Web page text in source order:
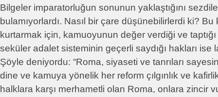
Bilgeler imparatorluğun sonunun yaklaştığını
bulamıyorlardı. Nasıl bir çare düşünebilirlerdi ki?
kurtarmak için, kamuoyunun değer verdiği ve
seküler adalet sisteminin geçerli saydığı hakları ise
Şöyle deniyordu: “Roma, siyaseti ve tanrıları
dine ve kamuya yönelik her reform çılgınlık ve
halklara karşı merhametli olan Roma, onlara zincir